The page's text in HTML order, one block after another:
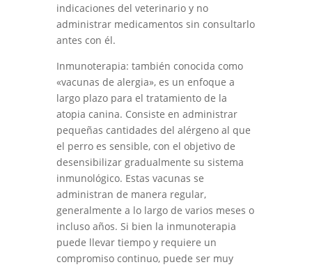
indicaciones del veterinario y no
administrar medicamentos sin consultarlo
antes con él.
Inmunoterapia: también conocida como
«vacunas de alergia», es un enfoque a
largo plazo para el tratamiento de la
atopia canina. Consiste en administrar
pequeñas cantidades del alérgeno al que
el perro es sensible, con el objetivo de
desensibilizar gradualmente su sistema
inmunológico. Estas vacunas se
administran de manera regular,
generalmente a lo largo de varios meses o
incluso años. Si bien la inmunoterapia
puede llevar tiempo y requiere un
compromiso continuo, puede ser muy